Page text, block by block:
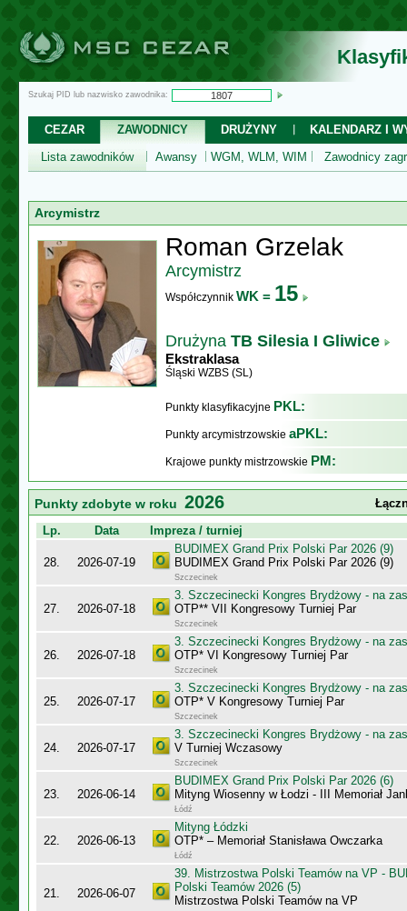
Szukaj PID lub nazwisko zawodnika:
CEZAR ZAWODNICY DRUŻYNY
KALENDARZ I
Lista zawodników
Awansy WGM, WLM, WIM Zawodnicy
Arcymistrz
Roman Grzelak
Arcymistrz
Współczynnik WK = 15
Drużyna TB Silesia I Gliwice
Ekstraklasa
Śląski WZBS (SL)
Punkty klasyfikacyjne PKL:
Punkty arcymistrzowskie aPKL:
Krajowe punkty mistrzowskie PM:
Punkty zdobyte w roku 2026
Lp.
Data Impreza / turniej
28. 2026-07-19
BUDIMEX Grand Prix Polski Par 2026 (9)
BUDIMEX Grand Prix Polski Par 2026 (9)
Szczecinek
27. 2026-07-18
3. Szczecinecki Kongres Brydżowy - na
OTP** VII Kongresowy Turniej Par
Szczecinek
26. 2026-07-18
3. Szczecinecki Kongres Brydżowy - na
OTP* VI Kongresowy Turniej Par
Szczecinek
25. 2026-07-17
3. Szczecinecki Kongres Brydżowy - na
OTP* V Kongresowy Turniej Par
Szczecinek
24. 2026-07-17
3. Szczecinecki Kongres Brydżowy - na
V Turniej Wczasowy
Szczecinek
23. 2026-06-14
BUDIMEX Grand Prix Polski Par 2026 (6)
Mityng Wiosenny w Łodzi - III Memoriał
Łódź
22. 2026-06-13
Mityng Łódzki
OTP* – Memoriał Stanisława Owczarka
Łódź
21. 2026-06-07
39. Mistrzostwa Polski Teamów na VP -
Polski Teamów 2026 (5)
Mistrzostwa Polski Teamów na VP